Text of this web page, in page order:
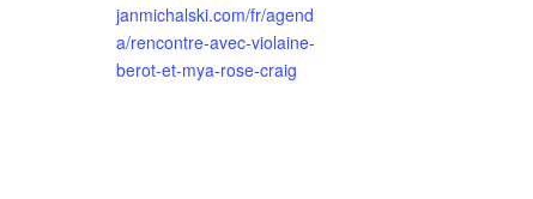
janmichalski.com/fr/agend
a/rencontre-avec-violaine-
berot-et-mya-rose-craig